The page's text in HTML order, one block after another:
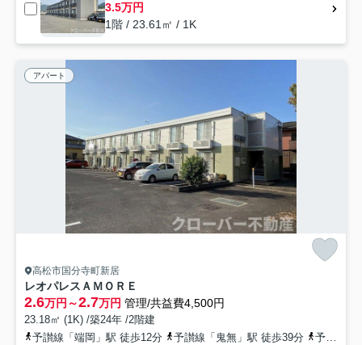
3.5万円
1階 / 23.61㎡ / 1K
アパート
高松市国分寺町新居
レオパレスＡＭＯＲＥ
2.6万円～2.7万円 管理/共益費4,500円
23.18㎡ (1K) /築24年 /2階建
予讃線「端岡」駅 徒歩12分
予讃線「鬼無」駅 徒歩39分 予讃線「国分」駅 徒歩42分